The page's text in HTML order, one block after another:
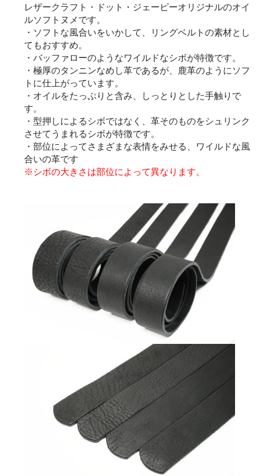
レザークラフト・ドット・ジェーピーオリジナルのオイ
ルソフトヌメです。
・ソフトな風合いをいかして、リングベルトの素材とし
てもおすすめ。
・バッファローのようなワイルドなシボが特徴です。
・極厚のタンニンなめし革であるが、鹿革のようにソフ
トに仕上がっています。
・オイルをたっぷりと含み、しっとりとした手触りで
す。
・型押しによるシボではなく、革そのものをシュリンク
させてうまれるシボが特徴です。
・部位によってさまざまな表情をみせる、ワイルドな風
合いの革です
※シボの大きさは部位によって異なります。